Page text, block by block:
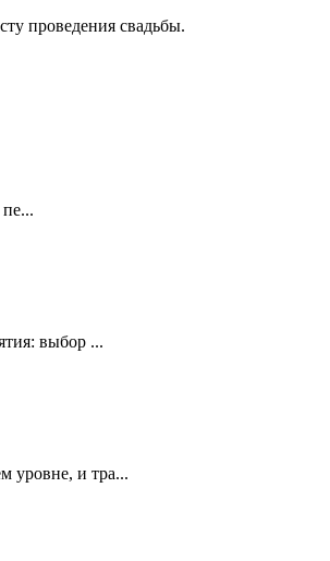
проведения свадьбы.
выбор ...
уровне, и тра...